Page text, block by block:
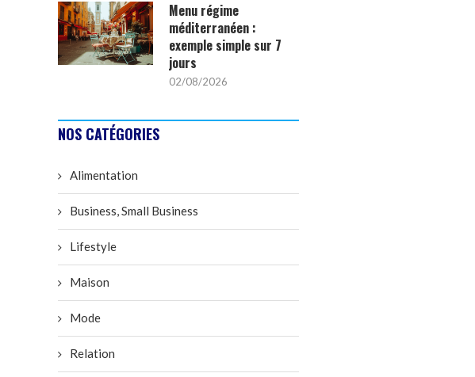
Menu régime
méditerranéen :
exemple simple sur 7
jours
02/08/2026
NOS CATÉGORIES
Alimentation
Business, Small Business
Lifestyle
Maison
Mode
Relation